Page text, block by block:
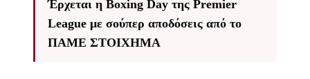
Έρχεται η Boxing Day της Premier
League με σούπερ αποδόσεις από το
ΠΑΜΕ ΣΤΟΙΧΗΜΑ